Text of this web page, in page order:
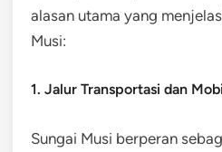
alasan utama yang
Musi:
1. Jalur Transportasi dan
Sungai Musi berperan